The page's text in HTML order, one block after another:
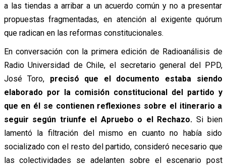
a las tiendas a arribar a un acuerdo común y no a presentar
propuestas fragmentadas, en atención al exigente quórum
que radican en las reformas constitucionales.
En conversación con la primera edición de Radioanálisis de
Radio Universidad de Chile, el secretario general del PPD,
José Toro, precisó que el documento estaba siendo
elaborado por la comisión constitucional del partido y
que en él se contienen reflexiones sobre el itinerario a
seguir según triunfe el Apruebo o el Rechazo. Si bien
lamentó la filtración del mismo en cuanto no había sido
socializado con el resto del partido, consideró necesario que
las colectividades se adelanten sobre el escenario post